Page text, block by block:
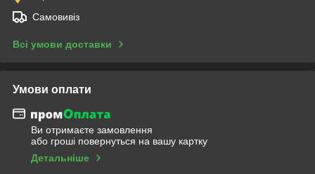
Самовивіз
Всі умови доставки
Умови оплати
Ви отримаєте замовлення
або гроші повернуться на вашу картку
Детальніше